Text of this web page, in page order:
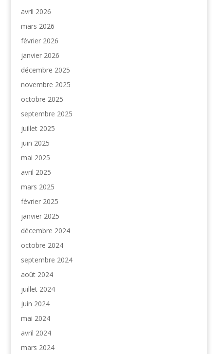
avril 2026
mars 2026
février 2026
janvier 2026
décembre 2025
novembre 2025
octobre 2025
septembre 2025
juillet 2025
juin 2025
mai 2025
avril 2025
mars 2025
février 2025
janvier 2025
décembre 2024
octobre 2024
septembre 2024
août 2024
juillet 2024
juin 2024
mai 2024
avril 2024
mars 2024